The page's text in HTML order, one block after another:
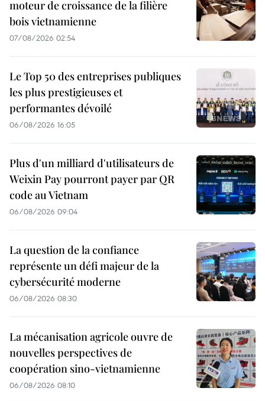
moteur de croissance de la filière
bois vietnamienne
07/08/2026 02:54
Le Top 50 des entreprises publiques
les plus prestigieuses et
performantes dévoilé
06/08/2026 16:05
Plus d'un milliard d'utilisateurs de
Weixin Pay pourront payer par QR
code au Vietnam
06/08/2026 09:04
La question de la confiance
représente un défi majeur de la
cybersécurité moderne
06/08/2026 08:30
La mécanisation agricole ouvre de
nouvelles perspectives de
coopération sino-vietnamienne
06/08/2026 08:10